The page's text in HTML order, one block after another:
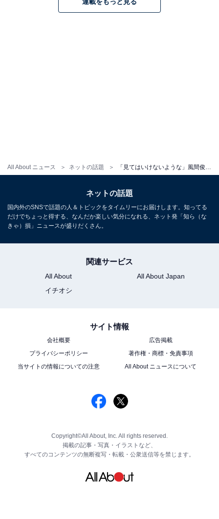
All About ニュース ネットの話題
ネットの話題
国内外のSNSで話題の人＆トピックをタイムリーにお届けします。知ってる
だけでちょっと得する、なんだか楽しい気分になれる、ネット発「知ら（な
きゃ）損」ニュースが盛りだくさん。
関連サービス
All About
All About Japan
イチオシ
サイト情報
会社概要
広告掲載
プライバシーポリシー
著作権・商標・免責事項
当サイトの情報についての注意
All About ニュースについて
Copyright©All About, Inc. All rights reserved.
掲載の記事・写真・イラストなど、
すべてのコンテンツの無断複写・転載・公衆送信等を禁じます。